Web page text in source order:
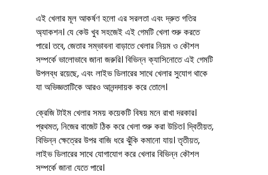
এই খেলার মূল আকর্ষণ হলো এর সরলতা এবং দ্রুত গতির
অ্যাকশন। যে কেউ খুব সহজেই এই গেমটি খেলা শুরু করতে
পারে। তবে, জেতার সম্ভাবনা বাড়াতে খেলার নিয়ম ও কৌশল
সম্পর্কে ভালোভাবে জানা জরুরি। বিভিন্ন ক্যাসিনোতে এই গেমটি
উপলব্ধ রয়েছে, এবং লাইভ ডিলারের সাথে খেলার সুযোগ থাকে
যা অভিজ্ঞতাটিকে আরও আনন্দদায়ক করে তোলে।
ক্রেজি টাইম খেলার সময় কয়েকটি বিষয় মনে রাখা দরকার।
প্রথমত, নিজের বাজেট ঠিক করে খেলা শুরু করা উচিত। দ্বিতীয়ত,
বিভিন্ন ক্ষেত্রের উপর বাজি ধরে ঝুঁকি কমানো যায়। তৃতীয়ত,
লাইভ ডিলারের সাথে যোগাযোগ করে খেলার বিভিন্ন কৌশল
সম্পর্কে জানা যেতে পারে।